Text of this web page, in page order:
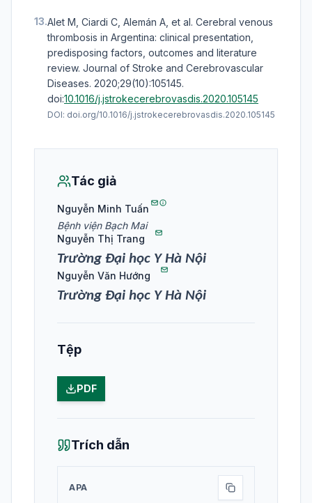
13.Alet M, Ciardi C, Alemán A, et al. Cerebral venous
thrombosis in Argentina: clinical presentation,
predisposing factors, outcomes and literature
review. Journal of Stroke and Cerebrovascular
Diseases. 2020;29(10):105145.
doi:10.1016/j.jstrokecerebrovasdis.2020.105145
DOI: doi.org/10.1016/j.jstrokecerebrovasdis.2020.105145
Tác giả
Nguyễn Minh Tuấn
Bệnh viện Bạch Mai
Nguyễn Thị Trang
Trường Đại học Y Hà Nội
Nguyễn Văn Hướng
Trường Đại học Y Hà Nội
Tệp
PDF
Trích dẫn
APA